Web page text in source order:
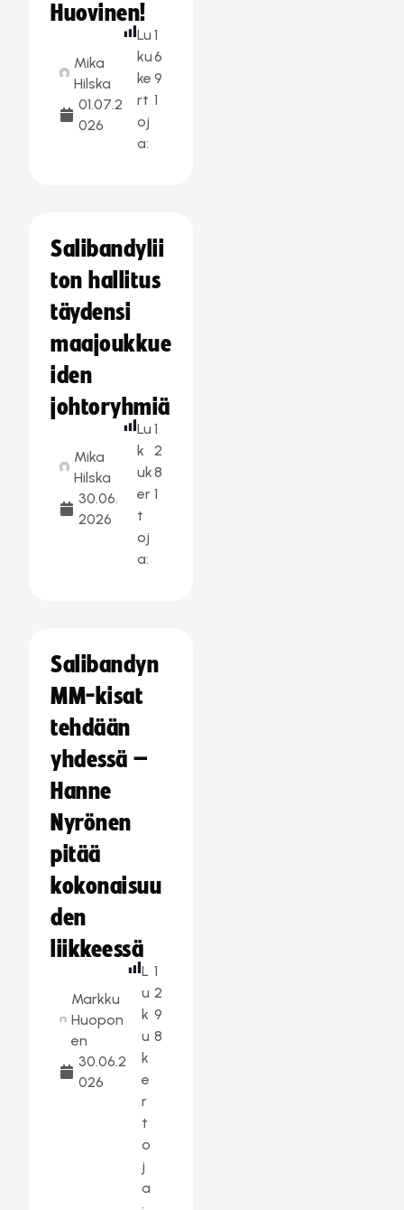
Huovinen!
Mika
Hilska
01.07.2
026
Lu
ku
ke
rt
oj
a:
1
6
9
1
Salibandylii
ton hallitus
täydensi
maajoukkue
iden
johtoryhmiä
Mika
Hilska
30.06.
2026
Lu
k
uk
er
t
oj
a:
1
2
8
1
Salibandyn
MM-kisat
tehdään
yhdessä –
Hanne
Nyrönen
pitää
kokonaisuu
den
liikkeessä
Markku
Huopon
en
30.06.2
026
L
u
k
u
k
e
r
t
o
j
a
1
2
9
8